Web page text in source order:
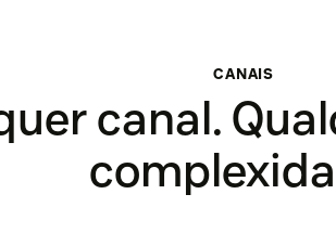
CANAIS
canal.